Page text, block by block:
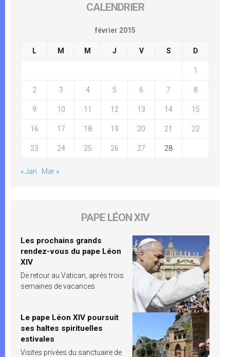
CALENDRIER
février 2015
L M M J V S D
1
2 3 4 5 6 7 8
9 10 11 12 13 14 15
16 17 18 19 20 21 22
23 24 25 26 27 28
« Jan Mar »
PAPE LÉON XIV
Les prochains grands
rendez-vous du pape Léon
XIV
De retour au Vatican, après trois
semaines de vacances
Le pape Léon XIV poursuit
ses haltes spirituelles
estivales
Visites privées du sanctuaire de